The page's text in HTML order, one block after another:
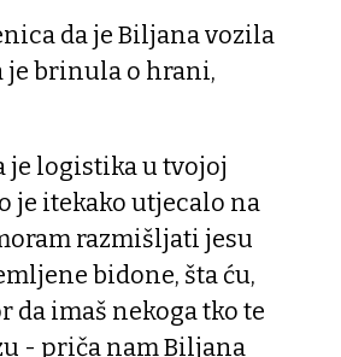
da je Biljana vozila
je brinula o hrani,
je logistika u tvojoj
je itekako utjecalo na
razmišljati jesu
bidone, šta ću,
imaš nekoga tko te
- priča nam Biljana